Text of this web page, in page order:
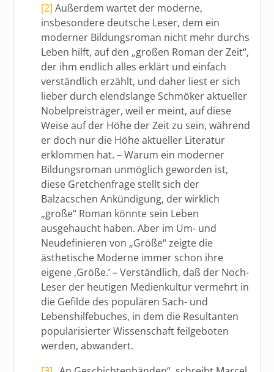
[2] Außerdem wartet der moderne,
insbesondere deutsche Leser, dem ein
moderner Bildungsroman nicht mehr durchs
Leben hilft, auf den „großen Roman der Zeit“,
der ihm endlich alles erklärt und einfach
verständlich erzählt, und daher liest er sich
lieber durch elendslange Schmöker aktueller
Nobelpreisträger, weil er meint, auf diese
Weise auf der Höhe der Zeit zu sein, während
er doch nur die Höhe aktueller Literatur
erklommen hat. – Warum ein moderner
Bildungsroman unmöglich geworden ist,
diese Gretchenfrage stellt sich der
Balzacschen Ankündigung, der wirklich
„große“ Roman könnte sein Leben
ausgehaucht haben. Aber im Um- und
Neudefinieren von „Größe“ zeigte die
ästhetische Moderne immer schon ihre
eigene ‚Größe.’ – Verständlich, daß der Noch-
Leser der heutigen Medienkultur vermehrt in
die Gefilde des populären Sach- und
Lebenshilfebuches, in dem die Resultanten
popularisierter Wissenschaft feilgeboten
werden, abwandert.